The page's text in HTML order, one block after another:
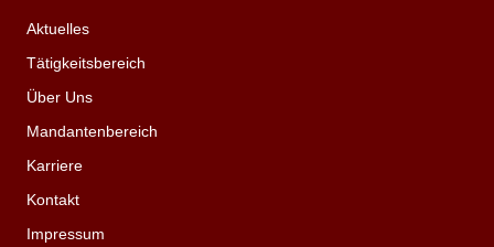
Aktuelles
Tätigkeitsbereich
Über Uns
Mandantenbereich
Karriere
Kontakt
Impressum